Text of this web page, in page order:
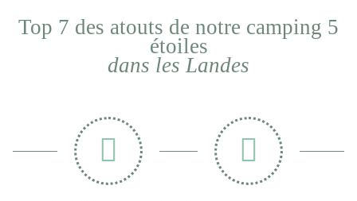
Top 7 des atouts de notre camping 5
étoiles
dans les Landes